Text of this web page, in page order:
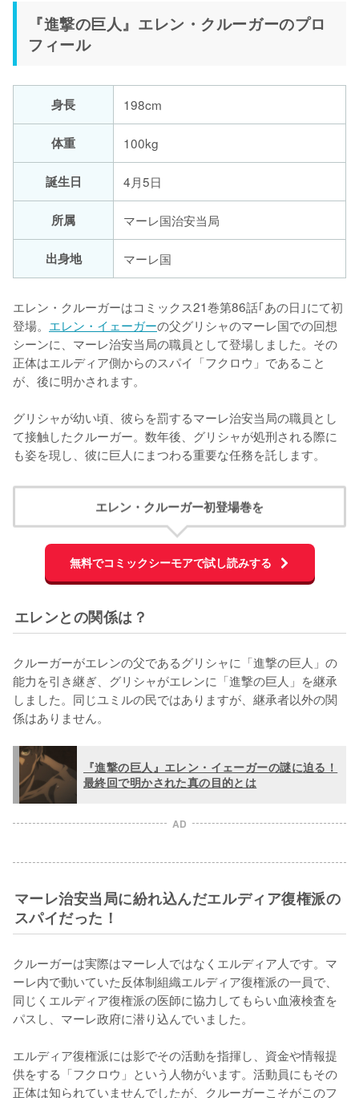
『進撃の巨人』エレン・クルーガーのプロ
フィール
身長 198cm
体重 100kg
誕生日 4月5日
所属 マーレ国治安当局
出身地 マーレ国
エレン・クルーガーはコミックス21巻第86話｢あの日｣にて初
登場。 エレン・イェーガーの父グリシャのマーレ国での回想
シーンに、マーレ治安当局の職員として登場しました。その
正体はエルディア側からのスパイ「フクロウ」であること
が、後に明かされます。
グリシャが幼い頃、彼らを罰するマーレ治安当局の職員とし
て接触したクルーガー。数年後、グリシャが処刑される際に
も姿を現し、彼に巨人にまつわる重要な任務を託します。
エレン・クルーガー初登場巻を
無料でコミックシーモアで試し読みする
エレンとの関係は？
クルーガーがエレンの父であるグリシャに「進撃の巨人」の
能力を引き継ぎ、グリシャがエレンに「進撃の巨人」を継承
しました。同じユミルの民ではありますが、継承者以外の関
係はありません。
『進撃の巨人』エレン・イェーガーの謎に迫る！
最終回で明かされた真の目的とは
AD
マーレ治安当局に紛れ込んだエルディア復権派の
スパイだった！
クルーガーは実際はマーレ人ではなくエルディア人です。マ
ーレ内で動いていた反体制組織エルディア復権派の一員で、
同じくエルディア復権派の医師に協力してもらい血液検査を
パスし、マーレ政府に潜り込んでいました。
エルディア復権派には影でその活動を指揮し、資金や情報提
供をする「フクロウ」という人物がいます。活動員にもその
正体は知られていませんでしたが、クルーガーこそがこのフ